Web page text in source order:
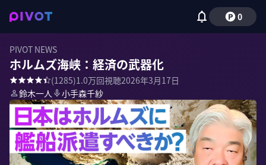
0
PIVOT NEWS
ホルムズ海峡：経済の武器化
(1285)1.0万回視聴2026年3月17日
鈴木一人
小手森千紗